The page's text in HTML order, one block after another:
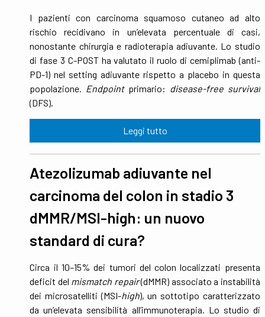
I pazienti con carcinoma squamoso cutaneo ad alto
rischio recidivano in un’elevata percentuale di casi,
nonostante chirurgia e radioterapia adiuvante. Lo studio
di fase 3 C-POST ha valutato il ruolo di cemiplimab (anti-
PD-1) nel setting adiuvante rispetto a placebo in questa
popolazione. Endpoint primario: disease-free survival
(DFS).
Leggi tutto
Atezolizumab adiuvante nel
carcinoma del colon in stadio 3
dMMR/MSI-high: un nuovo
standard di cura?
Circa il 10–15% dei tumori del colon localizzati presenta
deficit del mismatch repair(dMMR) associato a instabilità
dei microsatelliti (MSI-high), un sottotipo caratterizzato
da un’elevata sensibilità all’immunoterapia. Lo studio di